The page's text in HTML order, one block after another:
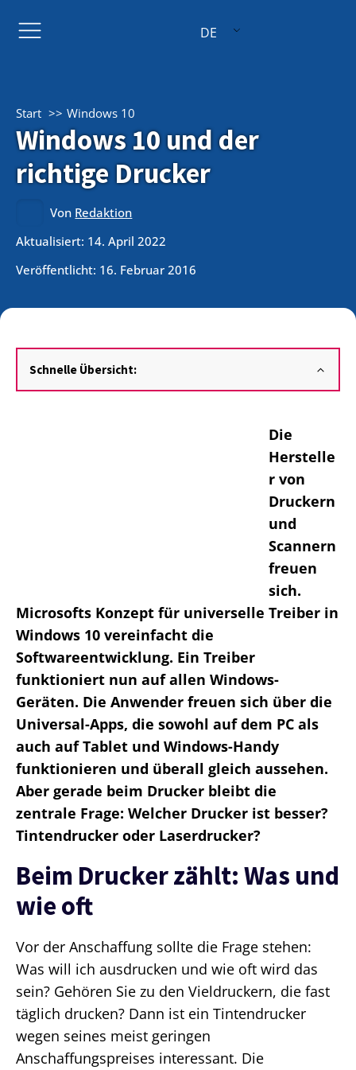
DE
Start Windows 10
Windows 10 und der
richtige Drucker
Von Redaktion
Aktualisiert: 14. April 2022
Veröffentlicht: 16. Februar 2016
Schnelle Übersicht:
Die
Herstelle
r von
Druckern
und
Scannern
freuen
sich.
Microsofts Konzept für universelle Treiber in
Windows 10 vereinfacht die
Softwareentwicklung. Ein Treiber
funktioniert nun auf allen Windows-
Geräten. Die Anwender freuen sich über die
Universal-Apps, die sowohl auf dem PC als
auch auf Tablet und Windows-Handy
funktionieren und überall gleich aussehen.
Aber gerade beim Drucker bleibt die
zentrale Frage: Welcher Drucker ist besser?
Tintendrucker oder Laserdrucker?
Beim Drucker zählt: Was und
wie oft
Vor der Anschaffung sollte die Frage stehen:
Was will ich ausdrucken und wie oft wird das
sein? Gehören Sie zu den Vieldruckern, die fast
täglich drucken? Dann ist ein Tintendrucker
wegen seines meist geringen
Anschaffungspreises interessant. Die